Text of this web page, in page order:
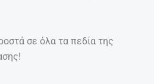
σε όλα τα πεδία της